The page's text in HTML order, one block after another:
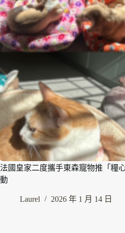
法國皇家二度攜手東森寵物推「糧
動
Laurel 2026 年 1 月 14 日